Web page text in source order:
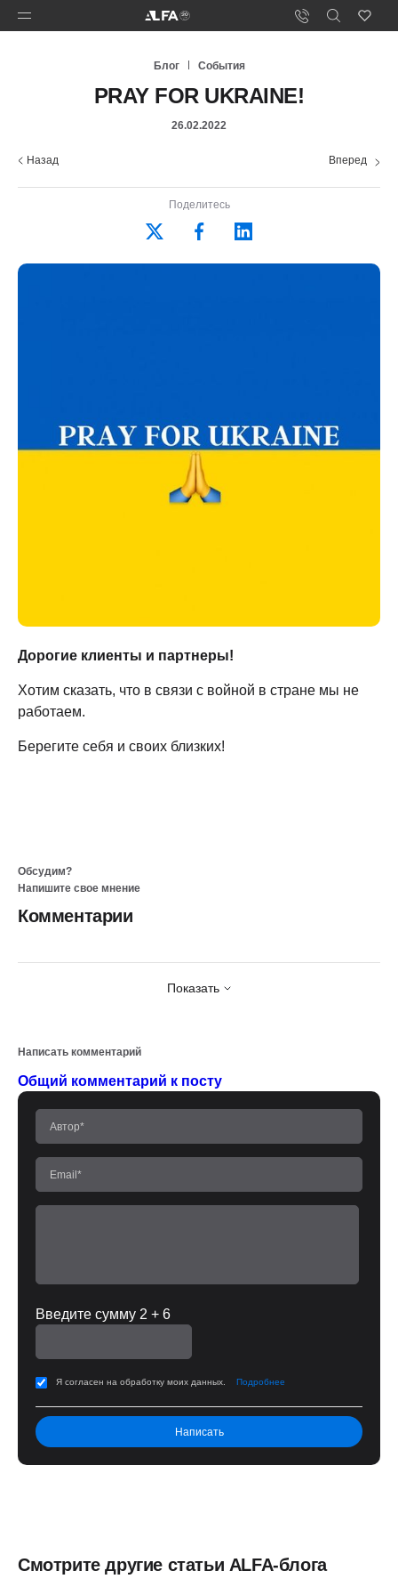
Блог События
PRAY FOR UKRAINE!
26.02.2022
Назад Вперед
Поделитесь
Дорогие клиенты и партнеры!
Хотим сказать, что в связи с войной в стране мы не
работаем.
Берегите себя и своих близких!
Обсудим?
Напишите свое мнение
Комментарии
Показать
Написать комментарий
Общий комментарий к посту
Введите сумму 2 + 6
Я согласен на обработку моих данных. Подробнее
Смотрите другие статьи ALFA-блога